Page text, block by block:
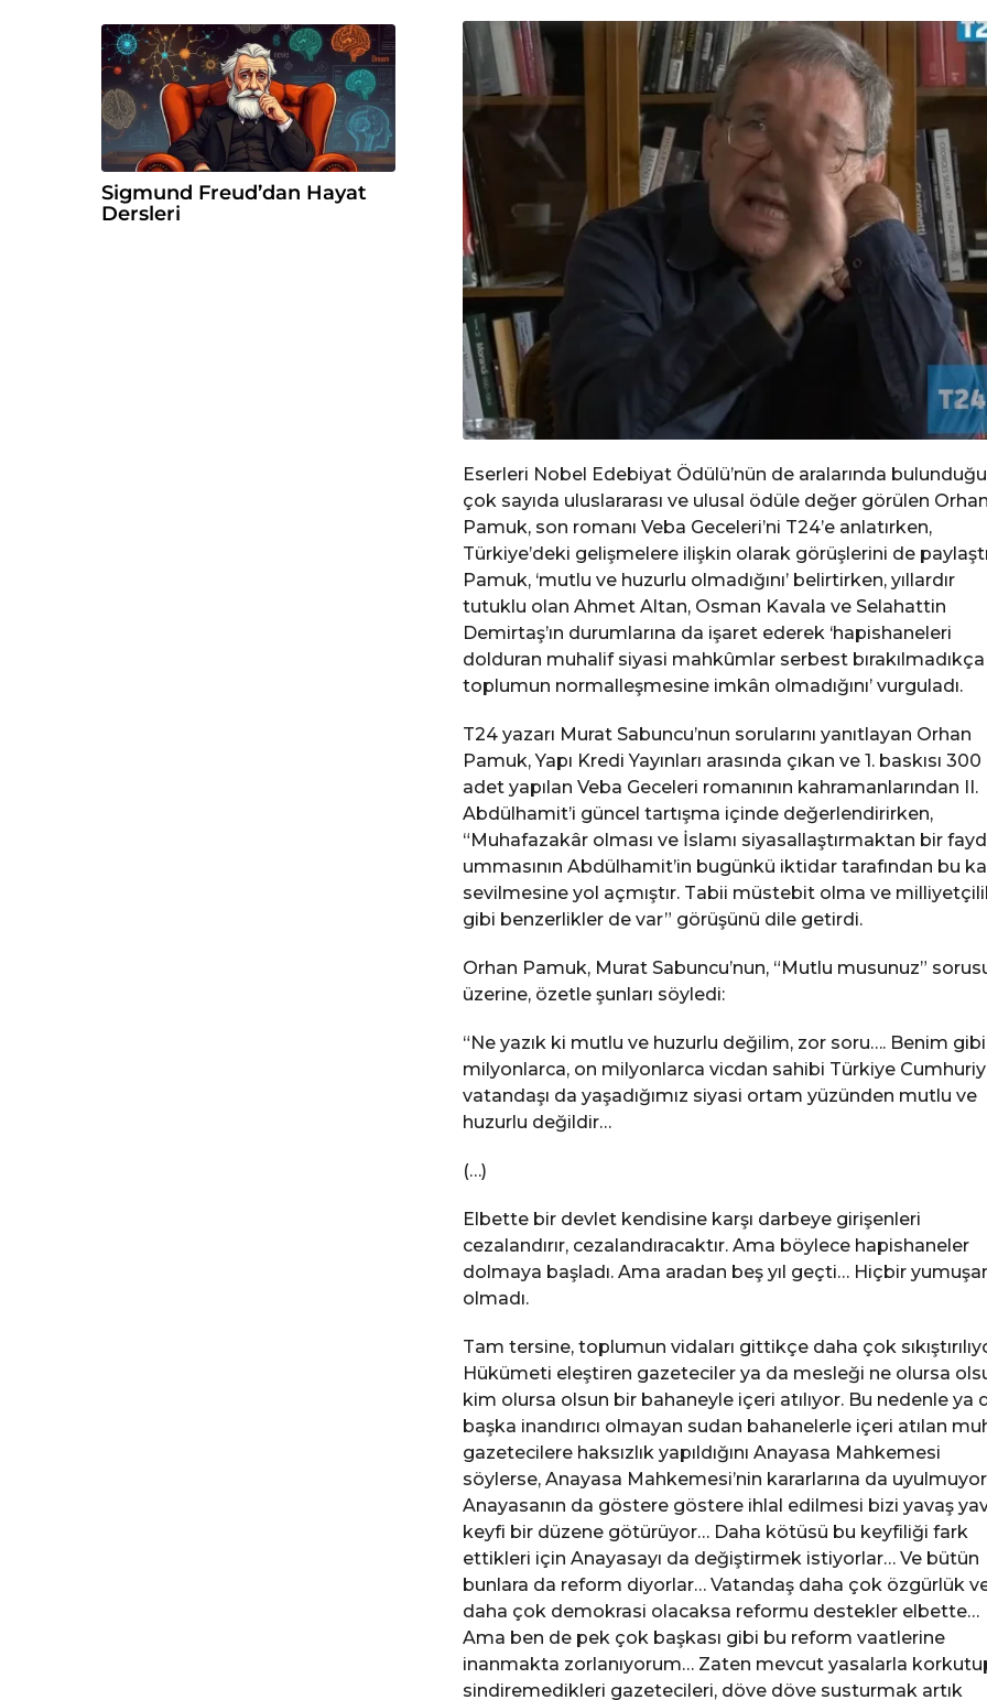
Eserleri Nobel Edebiyat Ödülü’nün de aralarında bulunduğu
çok sayıda uluslararası ve ulusal ödüle değer görülen
Pamuk, son romanı Veba Geceleri’ni T24’e anlatırken,
Türkiye’deki gelişmelere ilişkin olarak görüşlerini de
Pamuk, ‘mutlu ve huzurlu olmadığını’ belirtirken, yıllardır
tutuklu olan Ahmet Altan, Osman Kavala ve Selahattin
Demirtaş’ın durumlarına da işaret ederek ‘hapishaneleri
dolduran muhalif siyasi mahkûmlar serbest bırakılmadıkça
toplumun normalleşmesine imkân olmadığını’ vurguladı.
T24 yazarı Murat Sabuncu’nun sorularını yanıtlayan Orhan
Pamuk, Yapı Kredi Yayınları arasında çıkan ve 1. baskısı
adet yapılan Veba Geceleri romanının kahramanlarından II.
Abdülhamit’i güncel tartışma içinde değerlendirirken,
“Muhafazakâr olması ve İslamı siyasallaştırmaktan bir
ummasının Abdülhamit’in bugünkü iktidar tarafından bu
sevilmesine yol açmıştır. Tabii müstebit olma ve
gibi benzerlikler de var” görüşünü dile getirdi.
Orhan Pamuk, Murat Sabuncu’nun, “Mutlu musunuz”
üzerine, özetle şunları söyledi:
“Ne yazık ki mutlu ve huzurlu değilim, zor soru…. Benim gibi
milyonlarca, on milyonlarca vicdan sahibi Türkiye
vatandaşı da yaşadığımız siyasi ortam yüzünden mutlu ve
huzurlu değildir…
(…)
Elbette bir devlet kendisine karşı darbeye girişenleri
cezalandırır, cezalandıracaktır. Ama böylece hapishaneler
dolmaya başladı. Ama aradan beş yıl geçti… Hiçbir
olmadı.
Tam tersine, toplumun vidaları gittikçe daha çok
Hükümeti eleştiren gazeteciler ya da mesleği ne olursa
kim olursa olsun bir bahaneyle içeri atılıyor. Bu nedenle ya
başka inandırıcı olmayan sudan bahanelerle içeri atılan
gazetecilere haksızlık yapıldığını Anayasa Mahkemesi
söylerse, Anayasa Mahkemesi’nin kararlarına da
Anayasanın da göstere göstere ihlal edilmesi bizi yavaş
keyfi bir düzene götürüyor… Daha kötüsü bu keyfiliği fark
ettikleri için Anayasayı da değiştirmek istiyorlar… Ve bütün
bunlara da reform diyorlar… Vatandaş daha çok özgürlük
daha çok demokrasi olacaksa reformu destekler elbette…
Ama ben de pek çok başkası gibi bu reform vaatlerine
inanmakta zorlanıyorum… Zaten mevcut yasalarla
sindiremedikleri gazetecileri, döve döve susturmak artık
Sigmund Freud’dan Hayat
Dersleri